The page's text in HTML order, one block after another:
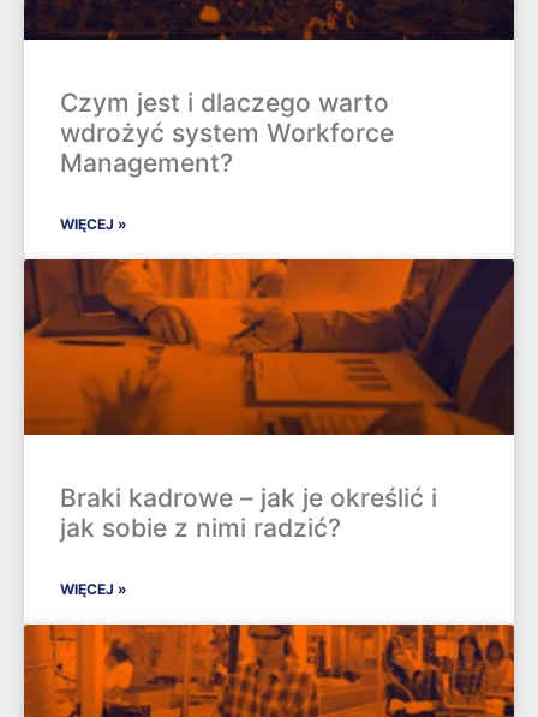
Czym jest i dlaczego warto
wdrożyć system Workforce
Management?
WIĘCEJ »
Braki kadrowe – jak je określić i
jak sobie z nimi radzić?
WIĘCEJ »